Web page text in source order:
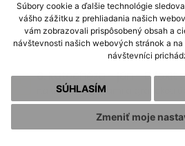
Súbory cookie a ďalšie technológie
vášho zážitku z prehliadania našich
vám zobrazovali prispôsobený obsah a
návštevnosti našich webových stránok a
návštevníci
SÚHLASÍM
Zmeniť moje
môjho Najsvätejšieho
tento vzácny obraz,
mesiaci zadovážiť.
6. katechéza - jún - Dilexit
na tlač s obrázkami a grafickou